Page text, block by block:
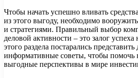
Чтобы начать успешно вливать
из этого выгоду, необходимо
и стратегиями. Правильный выбор
деловой активности – это залог
этого раздела постарались
информативные советы, чтобы помочь
выгодные перспективы в мире